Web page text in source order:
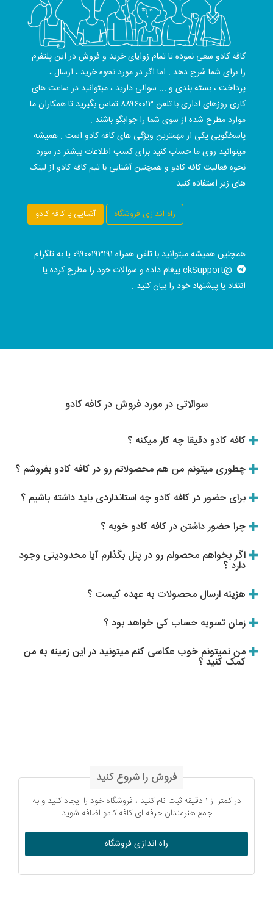
کافه کادو سعی نموده تا تمام زوایای خرید و فروش در این پلتفرم
را برای شما شرح دهد . اما اگر در مورد نحوه خرید ، ارسال ،
پرداخت ، بسته بندی و ... سوالی دارید ، میتوانید در ساعت های
کاری روزهای اداری با تلفن ۸۸۹۶۰۰۱۳ تماس بگیرید تا همکاران ما
موارد مطرح شده از سوی شما را جوابگو باشند .
پاسخگویی یکی از مهمترین ویژگی های کافه کادو است . همیشه
میتوانید روی ما حساب کنید برای کسب اطلاعات بیشتر در مورد
نحوه فعالیت کافه کادو و همچنین آشنایی با تیم کافه کادو از لینک
های زیر استفاده کنید .
راه اندازی فروشگاه آشنایی با کافه کادو
همچنین همیشه میتوانید با تلفن همراه ۰۹۹۰۰۱۹۳۱۹۱ یا به تلگرام
@ckSupport پیغام داده و سوالات خود را مطرح کرده یا
انتقاد یا پیشنهاد خود را بیان کنید .
سوالاتی در مورد فروش در کافه کادو
کافه کادو دقیقا چه کار میکنه ؟
چطوری میتونم من هم محصولاتم رو در کافه کادو بفروشم ؟
برای حضور در کافه کادو چه استانداردی باید داشته باشیم ؟
چرا حضور داشتن در کافه کادو خوبه ؟
اگر بخواهم محصولم رو در پنل بگذارم آیا محدودیتی وجود
دارد ؟
هزینه ارسال محصولات به عهده کیست ؟
زمان تسویه حساب کی خواهد بود ؟
من نمیتونم خوب عکاسی کنم میتونید در این زمینه به من
کمک کنید ؟
فروش را شروع کنید
در کمتر از ۱ دقیقه ثبت نام کنید ، فروشگاه خود را ایجاد کنید و به
جمع هنرمندان حرفه ای کافه کادو اضافه شوید
راه اندازی فروشگاه